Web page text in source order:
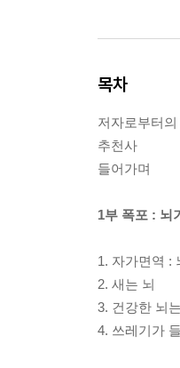
목차
저자로부터
추천사
들어가며
1부 폭포 : 뇌
1. 자가면역 :
2. 새는 뇌
3. 건강한 뇌
4. 쓰레기가